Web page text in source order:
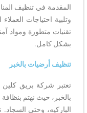
المقدمة في تنظيف
وتلبية احتياجات
تقنيات متطورة ومواد
بشكل كامل.
تنظيف أرضيات بالخبر
تعتبر شركة بريق كلين
بالخبر، حيث نهتم
الباركيه، وحتى